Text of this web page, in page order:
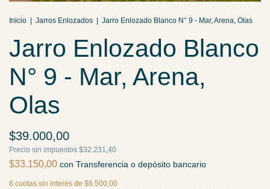
Inicio Jarros Enlozados Jarro Enlozado Blanco N° 9 - Mar, Arena, Olas
Jarro Enlozado Blanco
N° 9 - Mar, Arena,
Olas
$39.000,00
Precio sin impuestos $32.231,40
$33.150,00 con Transferencia o depósito bancario
6 cuotas sin interés de $6.500,00